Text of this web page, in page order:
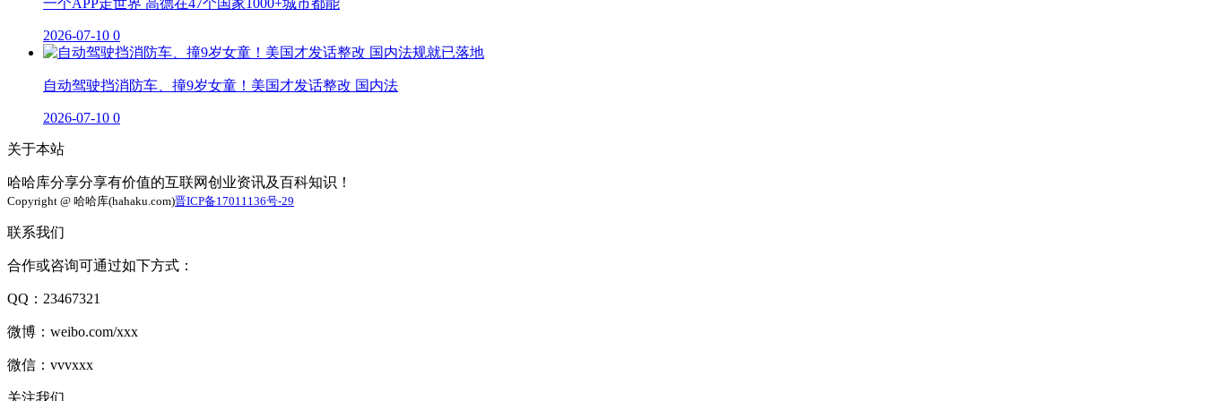
2026-07-10 0
自动驾驶挡消防车、撞9岁女童！美国才发话整改 国内法
2026-07-10 0
关于本站
哈哈库分享分享有价值的互联网创业资讯及百科知识！
Copyright @ 哈哈库(hahaku.com)晋ICP备17011136号-29
联系我们
合作或咨询可通过如下方式：
QQ：23467321
微博：weibo.com/xxx
微信：vvvxxx
关注我们